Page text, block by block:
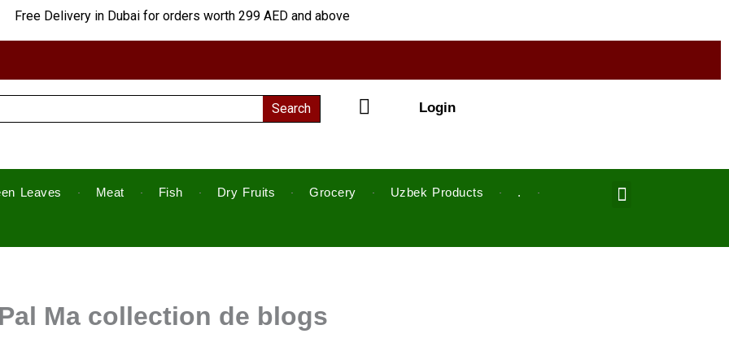
Free Delivery in Dubai for orders worth 299 AED and above
Search Login
Leaves Meat Fish Dry Fruits Grocery Uzbek Products . Menu
Ma collection de blogs